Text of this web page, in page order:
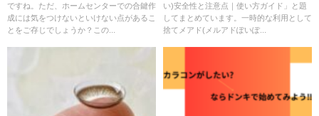
ですね。ただ、ホームセンターでの合鍵作
成には気をつけないといけない点があるこ
とをご存じでしょうか？この...
い)安全性と注意点｜使い方ガイド」と題
してまとめています。一時的な利用として
捨てメアド(メルアドぽいぽ...